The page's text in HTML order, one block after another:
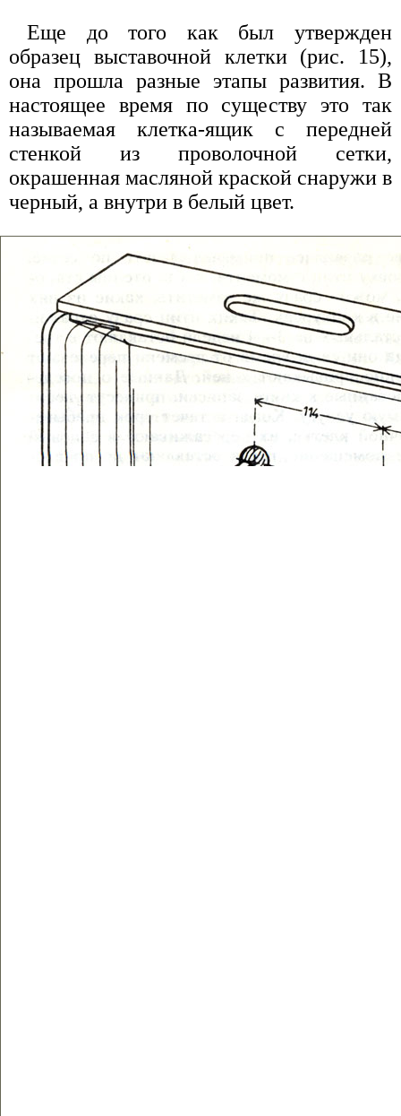
Еще до того как был утвержден
образец выставочной клетки (рис. 15),
она прошла разные этапы развития. В
настоящее время по существу это так
называемая клетка-ящик с передней
стенкой из проволочной сетки,
окрашенная масляной краской снаружи в
черный, а внутри в белый цвет.